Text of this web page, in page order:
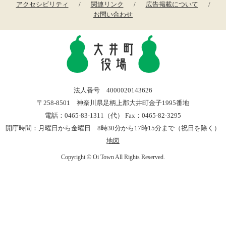
アクセシビリティ
関連リンク
広告掲載について
お問い合わせ
法人番号 4000020143626
〒258-8501 神奈川県足柄上郡大井町金子1995番地
電話：0465-83-1311（代） Fax：0465-82-3295
開庁時間：月曜日から金曜日 8時30分から17時15分まで（祝日を除く）
地図
Copyright © Oi Town All Rights Reserved.